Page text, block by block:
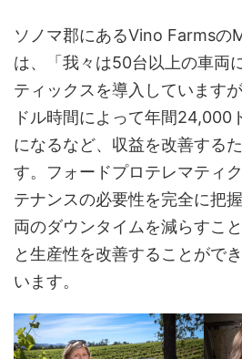
ソノマ郡にあるVino Farms
は、「我々は50台以上の車両
ティックスを導入しています
ドル時間によって年間24,000
になるなど、収益を改善する
す。フォードプロテレマティ
テナンスの必要性を完全に把
両のダウンタイムを減らすこ
と生産性を改善することがで
います。